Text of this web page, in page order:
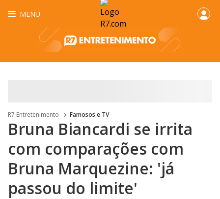
MENU
R7 Entretenimento Famosos e TV
Bruna Biancardi se irrita
com comparações com
Bruna Marquezine: 'já
passou do limite'